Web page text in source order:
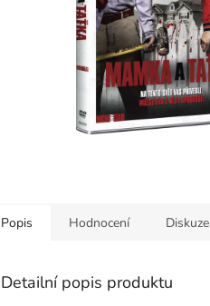
Popis Hodnocení Diskuze
Detailní popis produktu